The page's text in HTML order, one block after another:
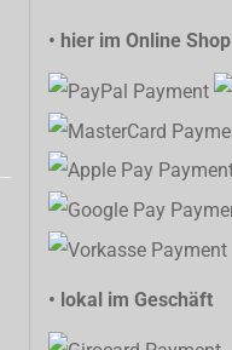
• hier im Online Shop
• lokal im Geschäft